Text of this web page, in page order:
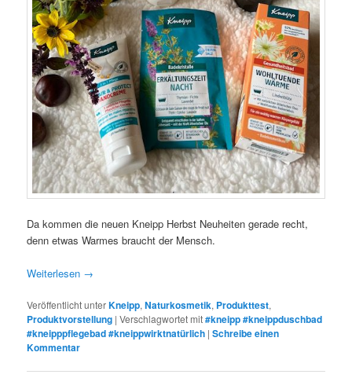
Da kommen die neuen Kneipp Herbst Neuheiten gerade recht,
denn etwas Warmes braucht der Mensch.
Weiterlesen →
Veröffentlicht unterKneipp,Naturkosmetik, Produkttest,
Produktvorstellung |Verschlagwortet mit#kneipp #kneippduschbad
#kneipppflegebad #kneippwirktnatürlich |Schreibe einen
Kommentar